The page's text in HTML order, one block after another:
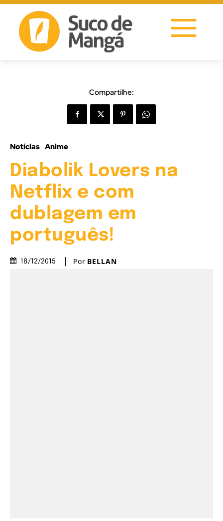
Compartilhe:
Notícias Anime
Diabolik Lovers na
Netflix e com
dublagem em
português!
18/12/2015 Por BELLAN